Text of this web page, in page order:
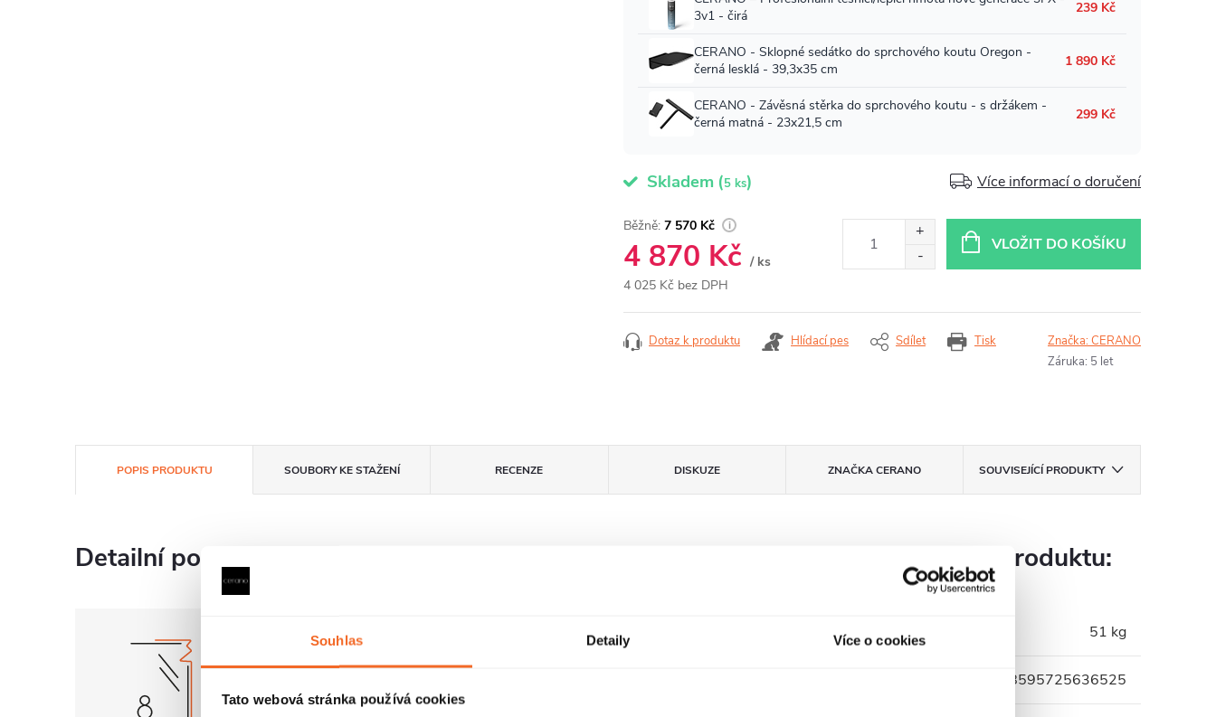
Souhlas Detaily Více o cookies
Tato webová stránka používá cookies
Skladem (5 ks) Více informací o doručení
7 570 Kč
4 870 Kč / ks
4 025 Kč bez DPH
VLOŽIT DO KOŠÍKU
Tisk
Dotaz k produktu Hlídací pes Sdílet Značka:CERANO
Záruka: 5 let
POPIS PRODUKTU SOUBORY KE STAŽENÍ RECENZE DISKUZE ZNAČKACERANO SOUVISEJÍCÍ PRODUKTY
Detailní popis produktu Parametry produktu:
Hmotnost 51 kg
8595725636525